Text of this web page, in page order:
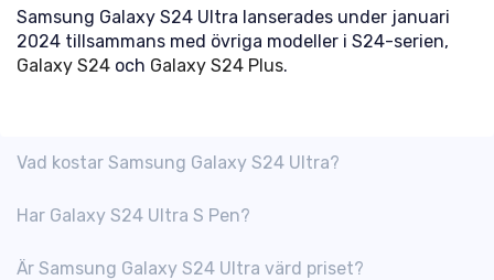
Samsung Galaxy S24 Ultra lanserades under januari
2024 tillsammans med övriga modeller i S24-serien,
Galaxy S24 och Galaxy S24 Plus.
Vad kostar Samsung Galaxy S24 Ultra?
Har Galaxy S24 Ultra S Pen?
Är Samsung Galaxy S24 Ultra värd priset?